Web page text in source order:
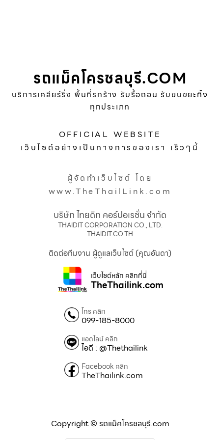
รถแม็คโครชลบุรี.COM
บริการเคลียร์ริ่ง พื้นที่รกร้าง รับรื้อถอน รับขนขยะทิ้ง
ทุกประเภท
OFFICIAL WEBSITE
เว็บไซต์อย่างเป็นทางการของเรา เร็วๆนี้
ผู้จัดทำเว็บไซต์ โดย
www.TheThailLink.com
บริษัท ไทยดิท คอร์ปอเรชั่น จำกัด
THAIDIT CORPORATION CO., LTD.
THAIDIT.CO.TH
ติดต่อทีมงาน ผู้ดูแลเว็บไซต์ (คุณอันดา)
เว็บไซต์หลัก คลิกที่นี่
TheThailink.com
โทร คลิก
099-185-8000
แอดไลน์ คลิก
ไอดี : @Thethailink
Facebook คลิก
TheThailink.com
Copyright © รถแม็คโครชลบุรี.com